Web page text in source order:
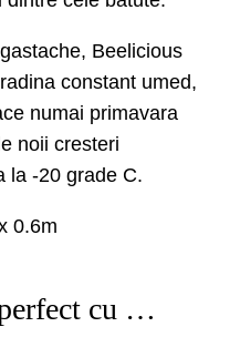
Beelicious
constant umed,
numai primavara
noii cresteri
la -20 grade C.
0.6m
cu …